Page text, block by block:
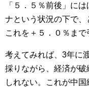
「５．５％前後」に
ナという状況の下で、
これを＋５．０％まで
考えてみれば、3年に
採りながら、経済が
しれない。これが中